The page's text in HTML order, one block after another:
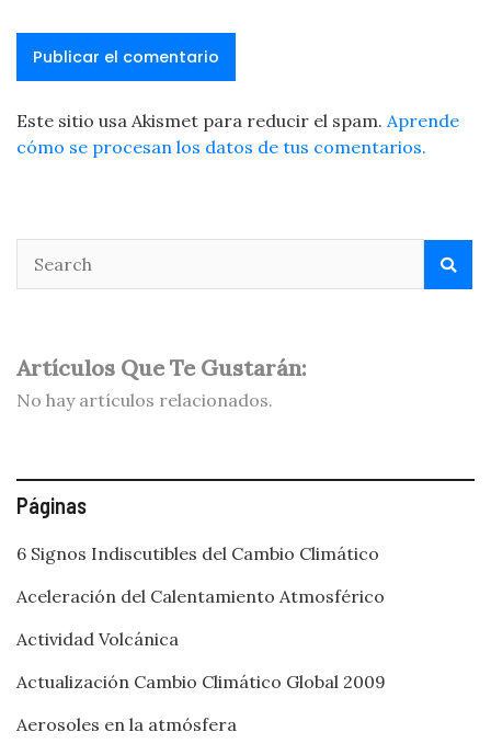
Este sitio usa Akismet para reducir el spam. Aprende
cómo se procesan los datos de tus comentarios.
Artículos Que Te Gustarán:
No hay artículos relacionados.
Páginas
6 Signos Indiscutibles del Cambio Climático
Aceleración del Calentamiento Atmosférico
Actividad Volcánica
Actualización Cambio Climático Global 2009
Aerosoles en la atmósfera